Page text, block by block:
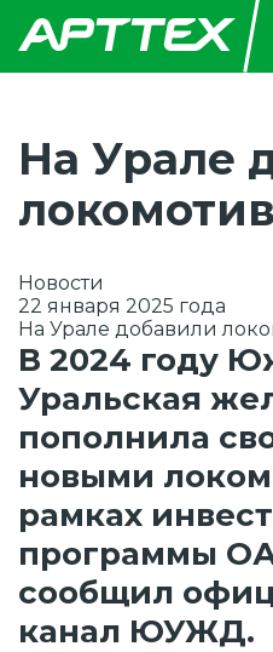
На Урале
Новости
22 января 2025 года
На Урале добавили
В 2024 году
Уральская
пополнила
новыми
рамках
программы
сообщил
канал ЮУЖД.